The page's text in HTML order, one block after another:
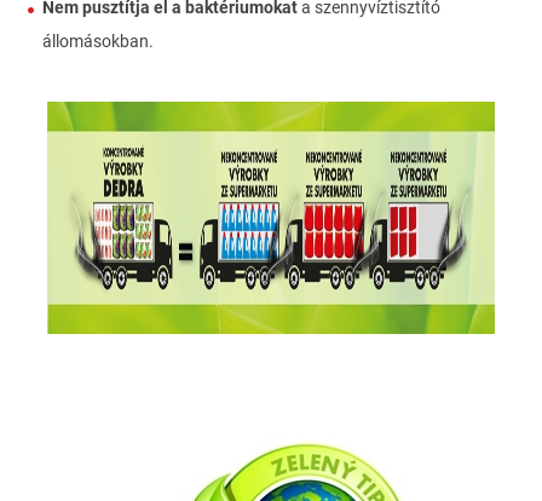
Nem pusztítja el a baktériumokata szennyvíztisztító
állomásokban.